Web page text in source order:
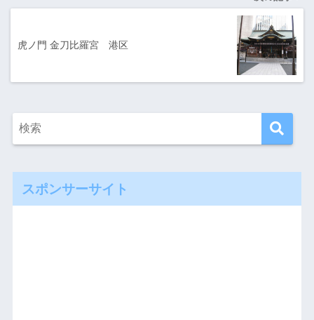
虎ノ門 金刀比羅宮 港区
スポンサーサイト